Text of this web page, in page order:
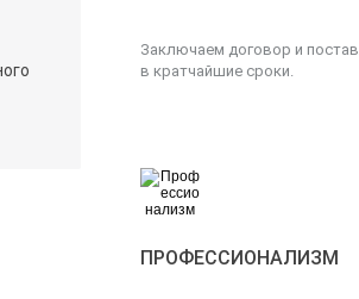
Заключаем договор и
в кратчайшие сроки.
ПРОФЕССИОНАЛИЗМ